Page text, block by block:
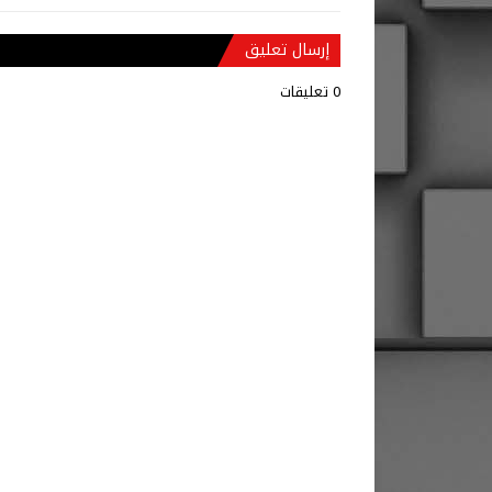
إرسال تعليق
0 تعليقات